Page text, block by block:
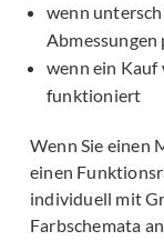
wenn
Abmessungen
wenn ein Kauf
funktioniert
Wenn Sie einen
einen
individuell mit
Farbschemata